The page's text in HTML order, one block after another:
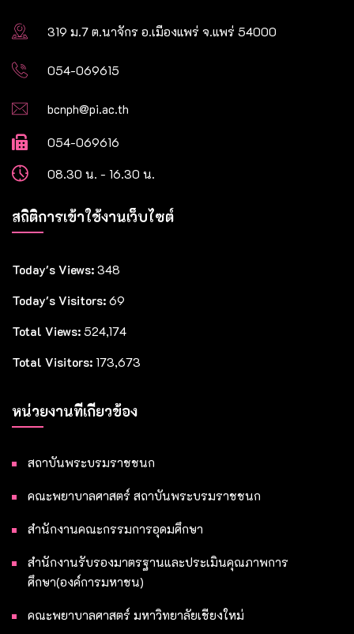
319 ม.7 ต.นาจักร อ.เมืองแพร่ จ.แพร่ 54000
054-069615
bcnph@pi.ac.th
054-069616
08.30 น. - 16.30 น.
สถิติการเข้าใช้งานเว็บไซต์
Today's Views: 348
Today's Visitors: 69
Total Views: 524,174
Total Visitors: 173,673
หน่วยงานที่เกี่ยวข้อง
สถาบันพระบรมราชชนก
คณะพยาบาลศาสตร์ สถาบันพระบรมราชชนก
สำนักงานคณะกรรมการอุดมศึกษา
สำนักงานรับรองมาตรฐานและประเมินคุณภาพการ
ศึกษา(องค์การมหาชน)
คณะพยาบาลศาสตร์ มหาวิทยาลัยเชียงใหม่